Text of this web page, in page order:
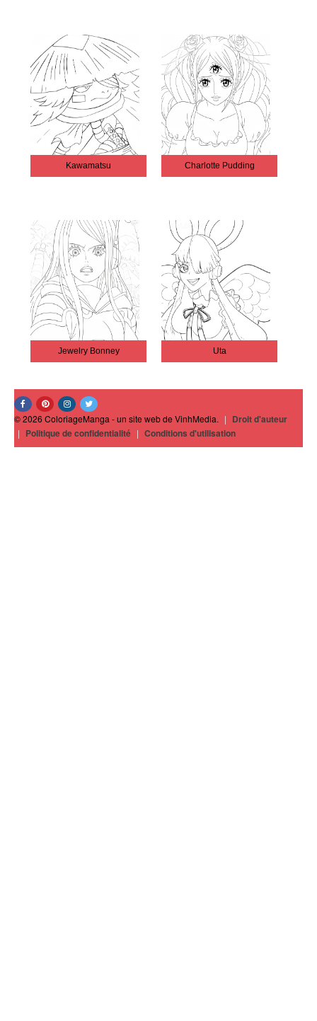
Kawamatsu Charlotte Pudding
Jewelry Bonney Uta
© 2026 ColoriageManga - un site web de VinhMedia. | Droit d'auteur
| Politique de confidentialité | Conditions d'utilisation